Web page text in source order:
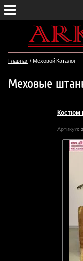
Главная / Меховой Каталог
Меховые
Костюм
Артикул: